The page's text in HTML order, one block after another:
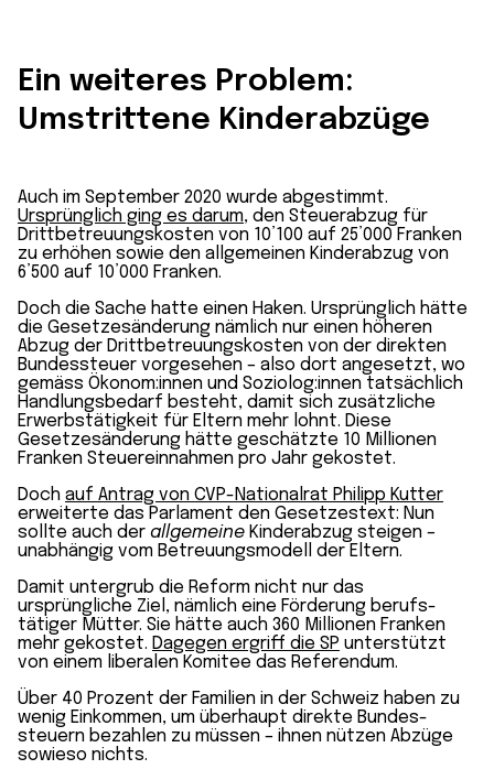
Ein weiteres Problem:
Umstrittene Kinderabzüge
Auch im September 2020 wurde abgestimmt.
Ursprünglich ging es darum, den Steuer­abzug für
Dritt­betreuungs­kosten von 10’100 auf 25’000 Franken
zu erhöhen sowie den allgemeinen Kinder­abzug von
6’500 auf 10’000 Franken.
Doch die Sache hatte einen Haken. Ursprünglich hätte
die Gesetzes­änderung nämlich nur einen höheren
Abzug der Dritt­betreuungs­kosten von der direkten
Bundes­steuer vorgesehen – also dort angesetzt, wo
gemäss Ökonom:innen und Soziolog:innen tatsächlich
Handlungs­bedarf besteht, damit sich zusätzliche
Erwerbs­tätigkeit für Eltern mehr lohnt. Diese
Gesetzes­änderung hätte geschätzte 10 Millionen
Franken Steuer­einnahmen pro Jahr gekostet.
Doch auf Antrag von CVP-Nationalrat Philipp Kutter
erweiterte das Parlament den Gesetzes­text: Nun
sollte auch der allgemeine Kinder­abzug steigen –
unabhängig vom Betreuungs­modell der Eltern.
Damit untergrub die Reform nicht nur das
ursprüngliche Ziel, nämlich eine Förderung berufs­
tätiger Mütter. Sie hätte auch 360 Millionen Franken
mehr gekostet. Dagegen ergriff die SP unterstützt
von einem liberalen Komitee das Referendum.
Über 40 Prozent der Familien in der Schweiz haben zu
wenig Einkommen, um überhaupt direkte Bundes­
steuern bezahlen zu müssen – ihnen nützen Abzüge
sowieso nichts.